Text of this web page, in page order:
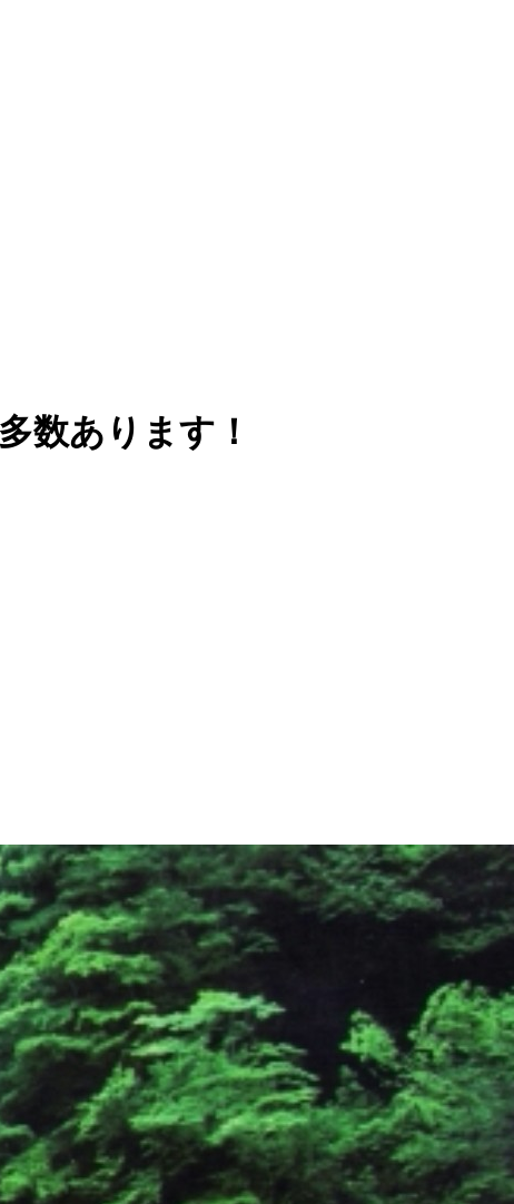
数あります！